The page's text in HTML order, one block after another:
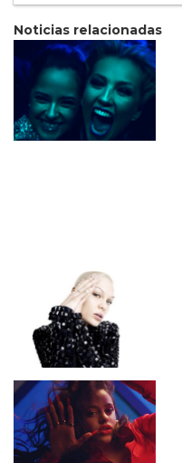
Noticias relacionadas